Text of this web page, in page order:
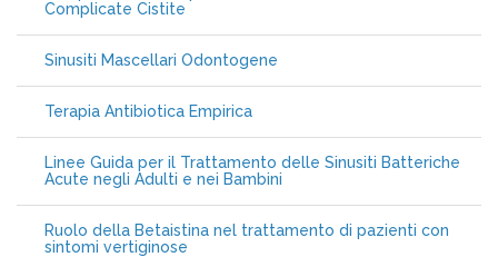
Complicate Cistite
Sinusiti Mascellari Odontogene
Terapia Antibiotica Empirica
Linee Guida per il Trattamento delle Sinusiti Batteriche
Acute negli Adulti e nei Bambini
Ruolo della Betaistina nel trattamento di pazienti con
sintomi vertiginose